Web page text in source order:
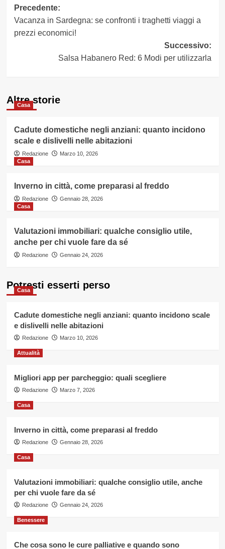
Navigazione
articolo
Precedente:
Vacanza in Sardegna: se confronti i traghetti viaggi a
prezzi economici!
Successivo:
Salsa Habanero Red: 6 Modi per utilizzarla
Altre storie
Casa
Cadute domestiche negli anziani: quanto incidono
scale e dislivelli nelle abitazioni
Redazione
Marzo 10, 2026
Casa
Inverno in città, come preparasi al freddo
Redazione
Gennaio 28, 2026
Casa
Valutazioni immobiliari: qualche consiglio utile,
anche per chi vuole fare da sé
Redazione Gennaio 24, 2026
Potresti esserti perso
Casa
Cadute domestiche negli anziani: quanto incidono scale
e dislivelli nelle abitazioni
Redazione Marzo 10, 2026
Attualità
Migliori app per parcheggio: quali scegliere
Redazione Marzo 7, 2026
Casa
Inverno in città, come preparasi al freddo
Redazione Gennaio 28, 2026
Casa
Valutazioni immobiliari: qualche consiglio utile, anche
per chi vuole fare da sé
Redazione Gennaio 24, 2026
Benessere
Che cosa sono le cure palliative e quando sono